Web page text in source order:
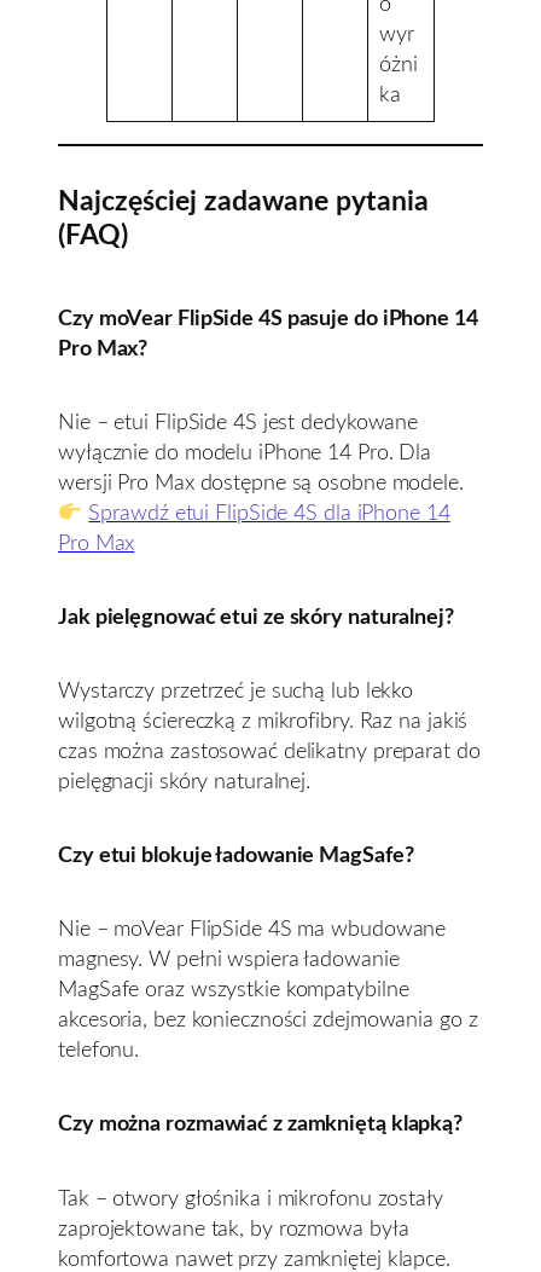
wyr
óżni
ka
Najczęściej zadawane pytania
(FAQ)
Czy moVear FlipSide 4S pasuje do iPhone 14
Pro Max?
Nie – etui FlipSide 4S jest dedykowane
wyłącznie do modelu iPhone 14 Pro. Dla
wersji Pro Max dostępne są osobne modele.
Sprawdź etui FlipSide 4S dla iPhone 14
Pro Max
Jak pielęgnować etui ze skóry naturalnej?
Wystarczy przetrzeć je suchą lub lekko
wilgotną ściereczką z mikrofibry. Raz na jakiś
czas można zastosować delikatny preparat do
pielęgnacji skóry naturalnej.
Czy etui blokuje ładowanie MagSafe?
Nie – moVear FlipSide 4S ma wbudowane
magnesy. W pełni wspiera ładowanie
MagSafe oraz wszystkie kompatybilne
akcesoria, bez konieczności zdejmowania go z
telefonu.
Czy można rozmawiać z zamkniętą klapką?
Tak – otwory głośnika i mikrofonu zostały
zaprojektowane tak, by rozmowa była
komfortowa nawet przy zamkniętej klapce.